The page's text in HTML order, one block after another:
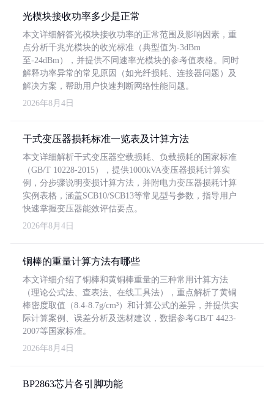
光模块接收功率多少是正常
本文详细解答光模块接收功率的正常范围及影响因素，重
点分析千兆光模块的收光标准（典型值为-3dBm
至-24dBm），并提供不同速率光模块的参考值表格。同时
解释功率异常的常见原因（如光纤损耗、连接器问题）及
解决方案，帮助用户快速判断网络性能问题。
2026年8月4日
干式变压器损耗标准一览表及计算方法
本文详细解析干式变压器空载损耗、负载损耗的国家标准
（GB/T 10228-2015），提供1000kVA变压器损耗计算实
例，分步骤说明变损计算方法，并附电力变压器损耗计算
实例表格，涵盖SCB10/SCB13等常见型号参数，指导用户
快速掌握变压器能效评估要点。
2026年8月4日
铜棒的重量计算方法有哪些
本文详细介绍了铜棒和黄铜棒重量的三种常用计算方法
（理论公式法、查表法、在线工具法），重点解析了黄铜
棒密度取值（8.4-8.7g/cm³）和计算公式的差异，并提供实
际计算案例、误差分析及选材建议，数据参考GB/T 4423-
2007等国家标准。
2026年8月4日
BP2863芯片各引脚功能